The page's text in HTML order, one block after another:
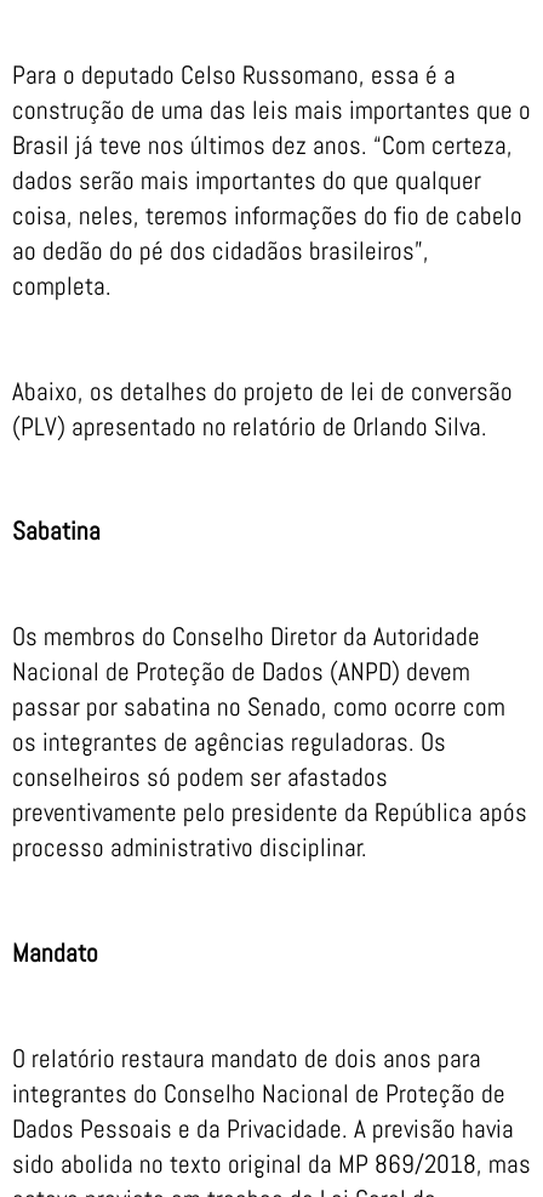
Para o deputado Celso Russomano, essa é a
construção de uma das leis mais importantes que o
Brasil já teve nos últimos dez anos. “Com certeza,
dados serão mais importantes do que qualquer
coisa, neles, teremos informações do fio de cabelo
ao dedão do pé dos cidadãos brasileiros”,
completa.
Abaixo, os detalhes do projeto de lei de conversão
(PLV) apresentado no relatório de Orlando Silva.
Sabatina
Os membros do Conselho Diretor da Autoridade
Nacional de Proteção de Dados (ANPD) devem
passar por sabatina no Senado, como ocorre com
os integrantes de agências reguladoras. Os
conselheiros só podem ser afastados
preventivamente pelo presidente da República após
processo administrativo disciplinar.
Mandato
O relatório restaura mandato de dois anos para
integrantes do Conselho Nacional de Proteção de
Dados Pessoais e da Privacidade. A previsão havia
sido abolida no texto original da MP 869/2018, mas